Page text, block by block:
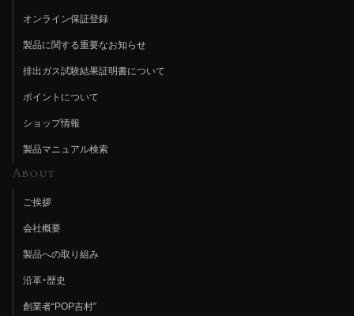
オンライン保証登録
製品に関する重要なお知らせ
排出ガス試験結果証明書について
ポイントについて
ショップ情報
製品マニュアル検索
About
ご挨拶
会社概要
製品への取り組み
沿革・歴史
創業者“POP吉村”